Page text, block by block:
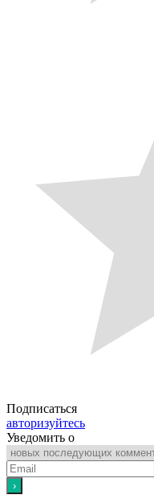
Подписаться
авторизуйтесь
Уведомить о